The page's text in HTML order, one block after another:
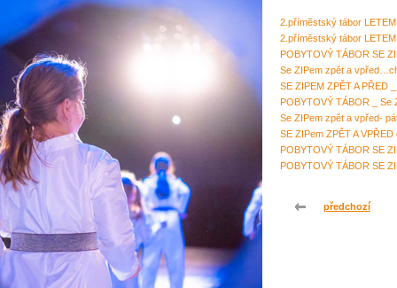
2.příměstský tábor
2.příměstský tábor
POBYTOVÝ TÁBOR SE
Se ZIPem zpět a
SE ZIPEM ZPĚT A
POBYTOVÝ TÁBOR _
Se ZIPem zpět a vpřed-
SE ZIPem ZPĚT A
POBYTOVÝ TÁBOR SE
POBYTOVÝ TÁBOR SE
předchozí